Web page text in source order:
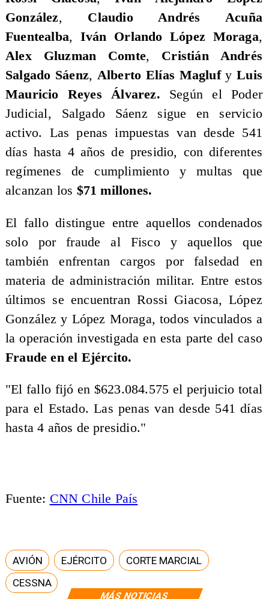
MÁS NOTICIAS
González, Claudio Andrés Acuña
Fuentealba, Iván Orlando López Moraga,
Alex Gluzman Comte, Cristián Andrés
Salgado Sáenz, Alberto Elías MaglufyLuis
Mauricio Reyes Álvarez. Según el Poder
Judicial, Salgado Sáenz sigue en servicio
activo. Las penas impuestas van desde 541
días hasta 4 años de presidio, con diferentes
regímenes de cumplimiento y multas que
alcanzan los $71 millones.
El fallo distingue entre aquellos condenados
solo por fraude al Fisco y aquellos que
también enfrentan cargos por falsedad en
materia de administración militar. Entre estos
últimos se encuentran Rossi Giacosa, López
González y López Moraga, todos vinculados a
la operación investigada en esta parte del caso
Fraude en el Ejército.
"El fallo fijó en $623.084.575 el perjuicio total
para el Estado. Las penas van desde 541 días
hasta 4 años de presidio."
Fuente: CNN Chile País
AVIÓN EJÉRCITO
CORTE MARCIAL
CESSNA